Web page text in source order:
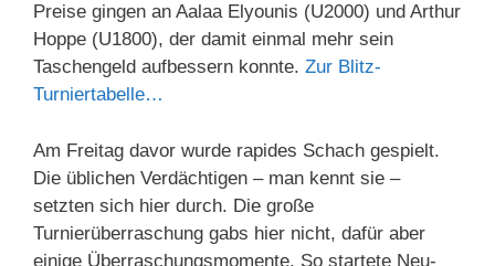
Preise gingen an Aalaa Elyounis (U2000) und Arthur
Hoppe (U1800), der damit einmal mehr sein
Taschengeld aufbessern konnte. Zur Blitz-
Turniertabelle…
Am Freitag davor wurde rapides Schach gespielt.
Die üblichen Verdächtigen – man kennt sie –
setzten sich hier durch. Die große
Turnierüberraschung gabs hier nicht, dafür aber
einige Überraschungsmomente. So startete Neu-